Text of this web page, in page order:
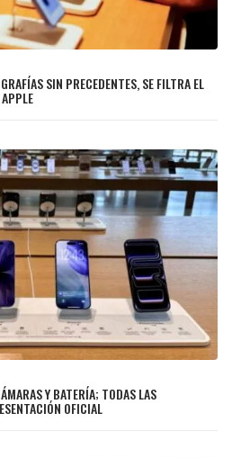
SIN PRECEDENTES, SE FILTRA EL
Y BATERÍA; TODAS LAS
OFICIAL